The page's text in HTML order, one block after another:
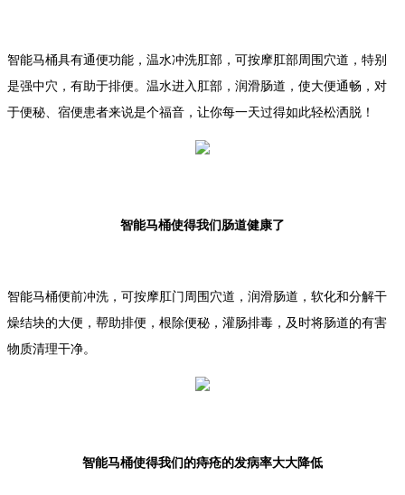
智能马桶具有通便功能，温水冲洗肛部，可按摩肛部周围穴道，特别
是强中穴，有助于排便。温水进入肛部，润滑肠道，使大便通畅，对
于便秘、宿便患者来说是个福音，让你每一天过得如此轻松洒脱！
智能马桶使得我们肠道健康了
智能马桶便前冲洗，可按摩肛门周围穴道，润滑肠道，软化和分解干
燥结块的大便，帮助排便，根除便秘，灌肠排毒，及时将肠道的有害
物质清理干净。
智能马桶使得我们的痔疮的发病率大大降低